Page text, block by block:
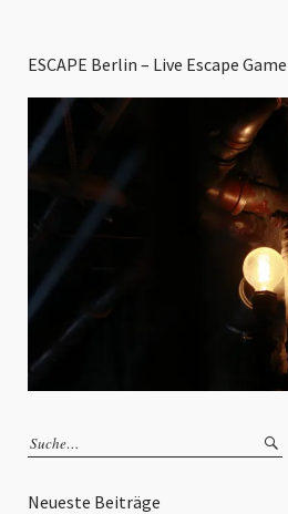
ESCAPE Berlin – Live Escape
Neueste Beiträge